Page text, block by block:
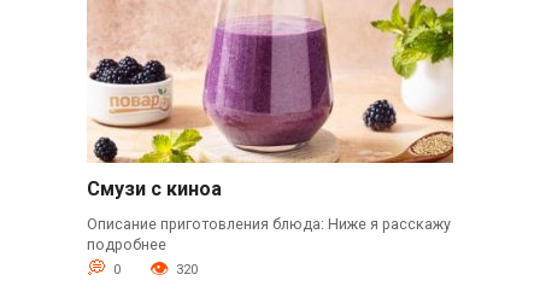
Смузи с киноа
Описание приготовления блюда: Ниже я расскажу
подробнее
0 320